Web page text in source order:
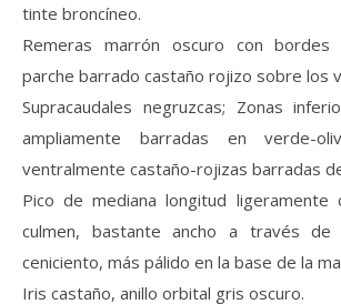
tinte broncíneo.
Remeras marrón oscuro con
parche barrado castaño rojizo sobre los
Supracaudales negruzcas; Zonas
ampliamente barradas en verde-
ventralmente castaño-rojizas barradas
Pico de mediana longitud ligeramente
culmen, bastante ancho a través de
ceniciento, más pálido en la base de la
Iris castaño, anillo orbital gris oscuro.